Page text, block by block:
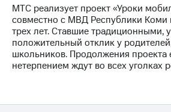
и акционерам
Корпоративное
управление
Корпоративный
информации
МТС реализует проект «Уроки
совместно с МВД Республики Коми
трех лет. Ставшие традиционными,
положительный отклик у
школьников. Продолжения проекта
нетерпением ждут во всех уголках